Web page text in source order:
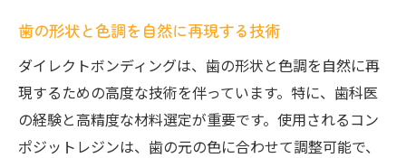
色調再現のポイント：ダイレクトボンディ
ングの色合わせ
形状を自然に見せるための技術
ダイレクトボンディングが寄与する自然な
歯の形状と色調を自然に再現する技術
ダイレクトボンディングは、歯の形状と色調を自然に再
現するための高度な技術を伴っています。特に、歯科医
の経験と高精度な材料選定が重要です。使用されるコン
ポジットレジンは、歯の元の色に合わせて調整可能で、